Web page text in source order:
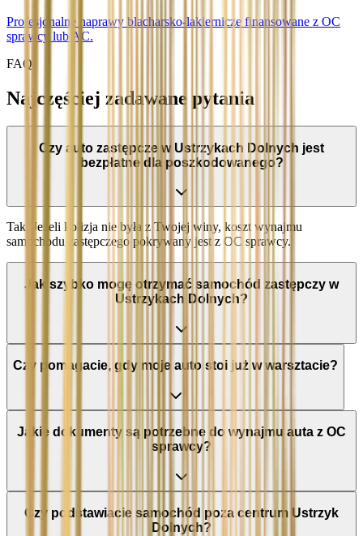
Profesjonalne naprawy blacharsko-lakiernicze finansowane z OC
sprawcy lub AC.
FAQ
Najczęściej zadawane pytania
Czy auto zastępcze w Ustrzykach Dolnych jest
bezpłatne dla poszkodowanego?
Tak. Jeżeli kolizja nie była z Twojej winy, koszt wynajmu
samochodu zastępczego pokrywany jest z OC sprawcy.
Jak szybko mogę otrzymać samochód zastępczy w
Ustrzykach Dolnych?
Czy pomagacie, gdy moje auto stoi już w warsztacie?
Jakie dokumenty są potrzebne do wynajmu auta z OC
sprawcy?
Czy podstawiacie samochód poza centrum Ustrzyk
Dolnych?